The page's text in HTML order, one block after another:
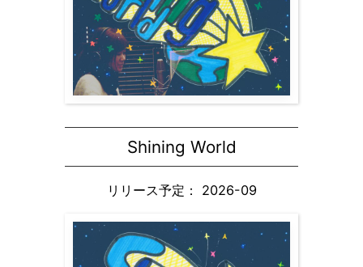
Shining World
リリース予定： 2026-09